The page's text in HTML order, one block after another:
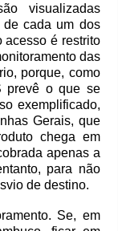
visualizadas
de cada um dos
acesso é restrito
das
porque, como
prevê o que se
exemplificado,
Gerais, que
chega em
apenas a
para não
de destino.
Se, em